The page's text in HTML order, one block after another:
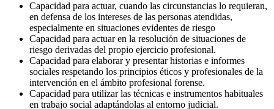
Capacidad para actuar, cuando las circunstancias lo requieran,
en defensa de los intereses de las personas atendidas,
especialmente en situaciones evidentes de riesgo
Capacidad para actuar en la resolución de situaciones de
riesgo derivadas del propio ejercicio profesional.
Capacidad para elaborar y presentar historias e informes
sociales respetando los principios éticos y profesionales de la
intervención en el ámbito profesional forense.
Capacidad para utilizar las técnicas e instrumentos habituales
en trabajo social adaptándolas al entorno judicial.